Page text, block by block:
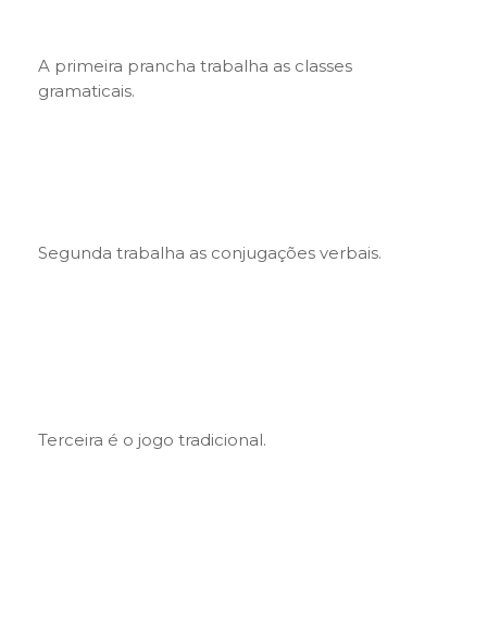
A primeira prancha trabalha as classes
gramaticais.
Segunda trabalha as conjugações verbais.
Terceira é o jogo tradicional.